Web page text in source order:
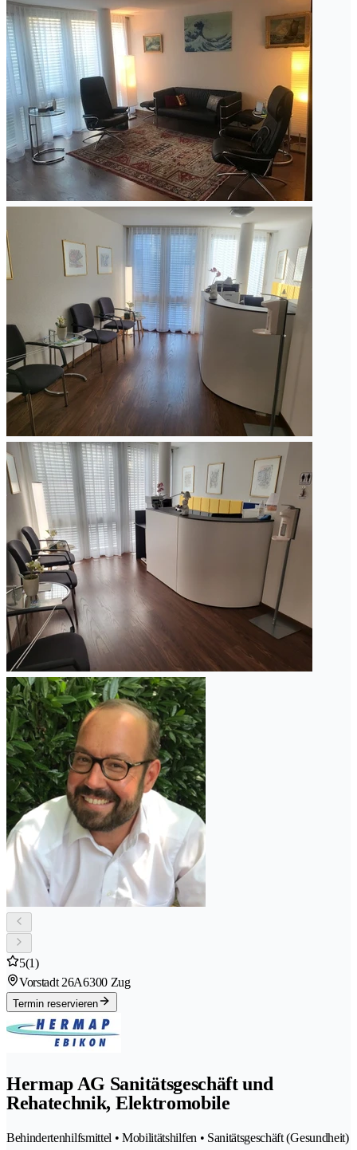
5(1)
Vorstadt 26A6300 Zug
Termin reservieren
Hermap AG Sanitätsgeschäft und
Rehatechnik, Elektromobile
Behindertenhilfsmittel • Mobilitätshilfen • Sanitätsgeschäft (Gesundheit)